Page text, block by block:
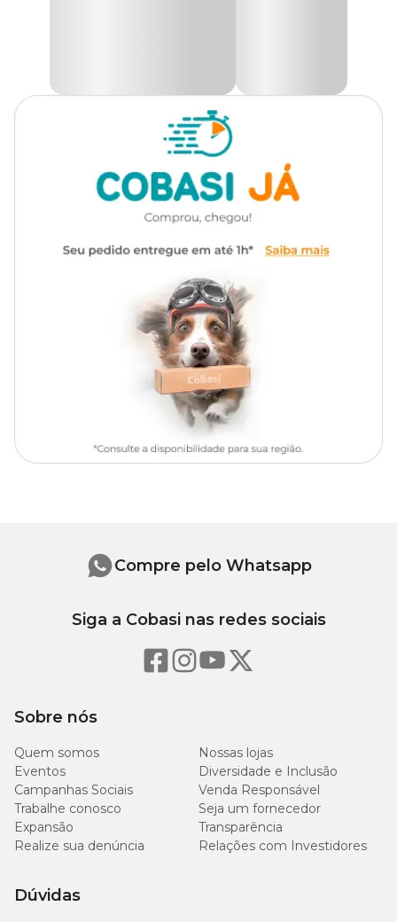
medidas e cores por conta do alto padrão na queima.
Na Cobasi, você encontra a Cuia Cerâmica Rosana Natural Vasos
especial.
Medidas aproximadas:
A: 7 cm x L: 22 cm
Nº 02 -A: 11 cm x L: 40 cm
Sobre nós
Quem somos
Nossas lojas
Eventos
Diversidade e Inclusão
Campanhas Sociais
Venda Responsável
Trabalhe conosco
Seja um fornecedor
Expansão
Transparência
Realize sua denúncia
Relações com Investidores
Dúvidas
Compre pelo Whatsapp
Siga a Cobasi nas redes sociais